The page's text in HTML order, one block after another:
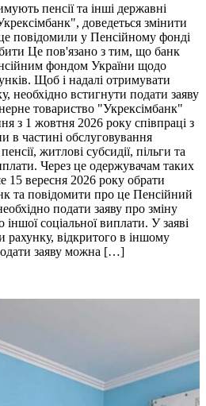
пенсії та інші державні
доведеться змінити
повідомили у Пенсійному фонді
Це пов'язано з тим, що банк
фондом України щодо
Щоб і надалі отримувати
необхідно встигнути подати заяву
товариство "Укрексімбанк"
з 1 жовтня 2026 року співпраці з
в частині обслуговування
житлові субсидії, пільги та
Через це одержувачам таких
15 вересня 2026 року обрати
та повідомити про це Пенсійний
подати заяву про зміну
іншої соціальної виплати. У заяві
рахунку, відкритого в іншому
заяву можна […]